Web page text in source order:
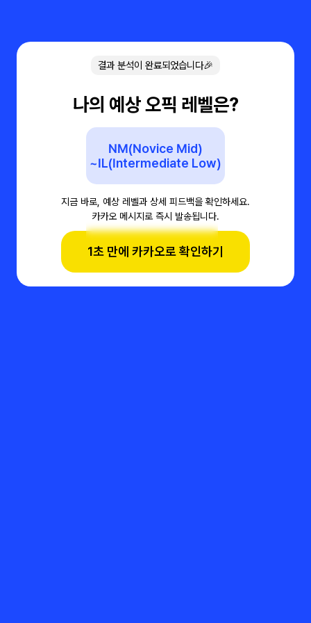
결과 분석이 완료되었습니다🎉
나의 예상 오픽 레벨은?
NM(Novice Mid)
~IL(Intermediate Low)
지금 바로, 예상 레벨과 상세 피드백을 확인하세요.
카카오 메시지로 즉시 발송됩니다.
1초 만에 카카오로 확인하기